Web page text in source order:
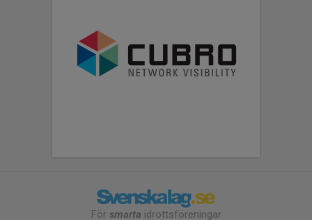
För smarta idrottsföreningar